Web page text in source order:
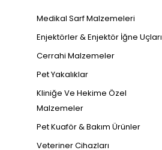
Medikal Sarf Malzemeleri
Enjektörler & Enjektör İğne Uçları
Cerrahi Malzemeler
Pet Yakalıklar
Kliniğe Ve Hekime Özel
Malzemeler
Pet Kuaför & Bakım Ürünler
Veteriner Cihazları